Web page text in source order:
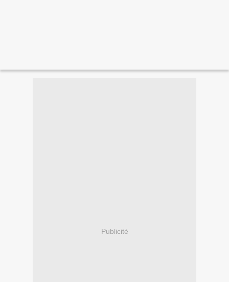
Publicité